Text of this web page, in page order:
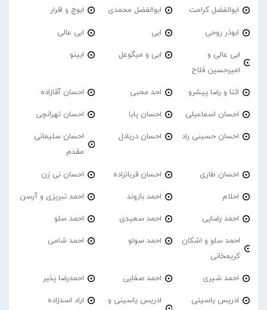
ابوالفضل کرامت ابوالفضل محمدی ابوچ و اقرار
ابوذر روحی ابی ابی عالی
ابی عالی و
امیرحسین فلاح
ابی و میگوعل ابینو
اثنا و رضا پیشرو احد محبی احسان آقازاده
احسان اسماعیلی احسان پایا احسان تهرانچی
احسان حسینی راد احسان دریادل
احسان سلیمانی
مقدم
احسان طاری احسان قربانزاده احسان نی زن
احلام احمد بازوند احمد تبریزی و آرسن
احمد‌ رضایی احمد سعیدی احمد سلو
احمد سلو و اشکان
کریمخانی
احمد سولو احمد شامی
احمد شیری احمد صفایی احمدرضا پذیر
ادریس یاسینی
ادریس یاسینی و
اراد اسدزاده